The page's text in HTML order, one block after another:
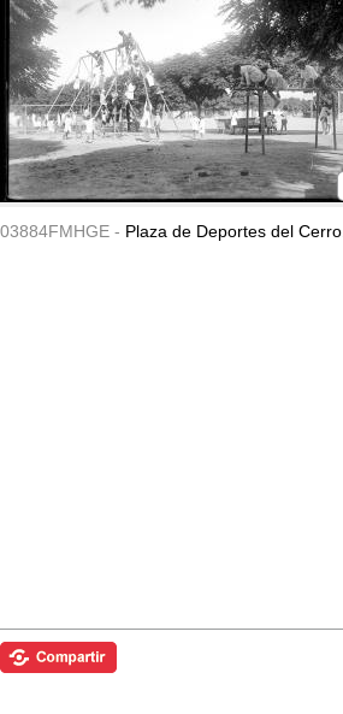
03884FMHGE - Plaza de Deportes del Cerro.